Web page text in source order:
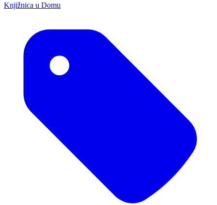
Knjižnica u Domu